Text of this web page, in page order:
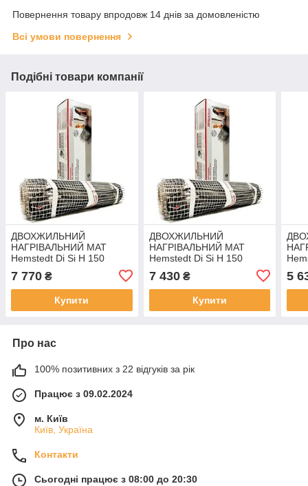
Повернення товару впродовж 14 днів за домовленістю
Всі умови повернення
Подібні товари компанії
ДВОХЖИЛЬНИЙ
НАГРІВАЛЬНИЙ МАТ
Hemstedt Di Si H 150
7 770 ₴
Купити
ДВОХЖИЛЬНИЙ
НАГРІВАЛЬНИЙ МАТ
Hemstedt Di Si H 150
7 430₴
Купити
5
Про нас
100% позитивних з 22 відгуків за рік
Працює з 09.02.2024
м. Київ
Київ, Україна
Контакти
Сьогодні працює з 08:00 до 20:30